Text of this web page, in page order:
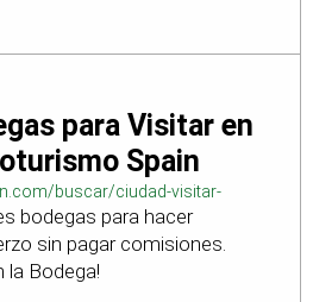
para Visitar en
Spain
buscar/ciudad-visitar-
bodegas para hacer
sin pagar comisiones.
la Bodega!